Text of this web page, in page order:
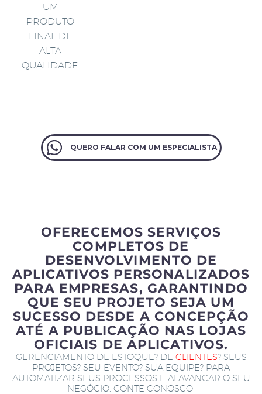
UM
PRODUTO
FINAL DE
ALTA
QUALIDADE.
QUERO FALAR COM UM ESPECIALISTA
OFERECEMOS SERVIÇOS
COMPLETOS DE
DESENVOLVIMENTO DE
APLICATIVOS PERSONALIZADOS
PARA EMPRESAS, GARANTINDO
QUE SEU PROJETO SEJA UM
SUCESSO DESDE A CONCEPÇÃO
ATÉ A PUBLICAÇÃO NAS LOJAS
OFICIAIS DE APLICATIVOS.
GERENCIAMENTO DE ESTOQUE? DE CLIENTES? SEUS
PROJETOS? SEU EVENTO? SUA EQUIPE? PARA
AUTOMATIZAR SEUS PROCESSOS E ALAVANCAR O SEU
NEGÓCIO. CONTE CONOSCO!